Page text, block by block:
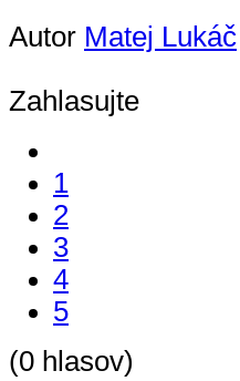
Autor Matej Lukáč
Zahlasujte
1
2
3
4
5
(0 hlasov)